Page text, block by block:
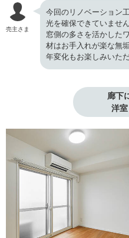
売主さま
今回のリノベーション
光を確保できていませ
窓側の多さを活かした
材はお手入れが楽な無
年変化もお楽しみいた
廊下
洋室